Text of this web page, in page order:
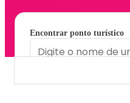
Encontrar ponto turístico